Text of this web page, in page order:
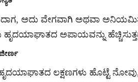
ಅದು ವೇಗವಾಗಿ ಅಥವಾ
ಹೃದಯಾಘಾತದ ಅಪಾಯವನ್ನು
ಲಕ್ಷಣಗಳು ಹೊಟ್ಟೆ